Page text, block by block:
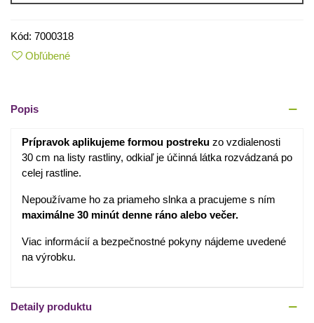
Kód: 7000318
Obľúbené
Popis
Prípravok aplikujeme formou postreku zo vzdialenosti
30 cm na listy rastliny, odkiaľ je účinná látka rozvádzaná po
celej rastline.
Nepoužívame ho za priameho slnka a pracujeme s ním
maximálne 30 minút denne ráno alebo večer.
Viac informácií a bezpečnostné pokyny nájdeme uvedené
na výrobku.
Detaily produktu